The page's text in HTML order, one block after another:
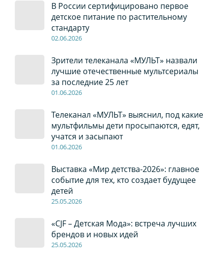
В России сертифицировано первое
детское питание по растительному
стандарту
02.06.2026
Зрители телеканала «МУЛЬТ» назвали
лучшие отечественные мультсериалы
за последние 25 лет
01.06.2026
Телеканал «МУЛЬТ» выяснил, под какие
мультфильмы дети просыпаются, едят,
учатся и засыпают
01.06.2026
Выставка «Мир детства-2026»: главное
событие для тех, кто создает будущее
детей
25.05.2026
«CJF – Детская Мода»: встреча лучших
брендов и новых идей
25.05.2026